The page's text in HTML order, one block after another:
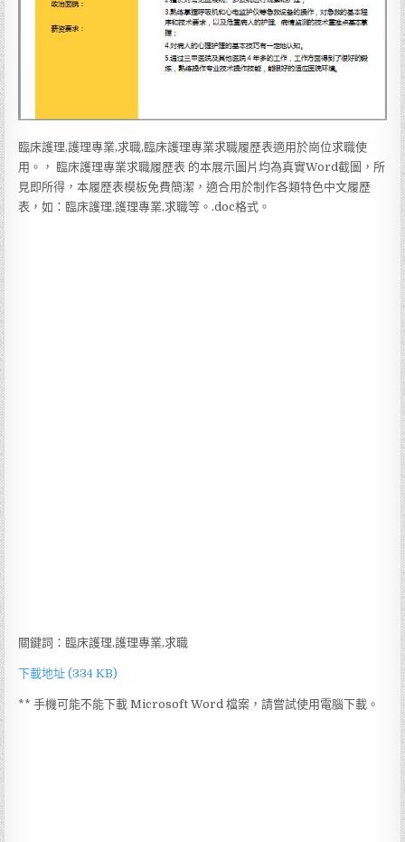
臨床護理,護理專業,求職,臨床護理專業求職履歷表適用於崗位求職使
用。， 臨床護理專業求職履歷表 的本展示圖片均為真實Word截圖，所
見即所得，本履歷表模板免費簡潔，適合用於制作各類特色中文履歷
表，如：臨床護理,護理專業,求職等。.doc格式。
關鍵詞：臨床護理,護理專業,求職
下載地址 (334 KB)
** 手機可能不能下載 Microsoft Word 檔案，請嘗試使用電腦下載。